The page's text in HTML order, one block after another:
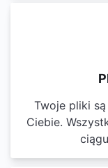
Twoje pliki
Ciebie.